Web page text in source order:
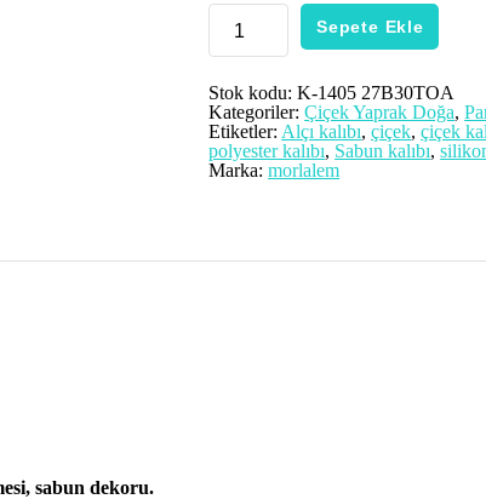
7cm
Monstera
Yaprak
Deve
Tabanı
Çiçek
Yaprağı
Silikon
Tozu
Sepete Ekle
Stok kodu:K-1405 27B30TOA
Kategoriler:Çiçek Yaprak Doğa,
Etiketler: Alçı kalıbı,çiçek,çiçek
polyester kalıbı, Sabun kalıbı,
Marka:morlalem
sabun dekoru.